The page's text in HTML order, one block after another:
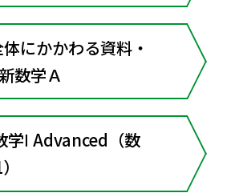
にかかわる資料・
数学Ａ
学Ⅰ Advanced（数